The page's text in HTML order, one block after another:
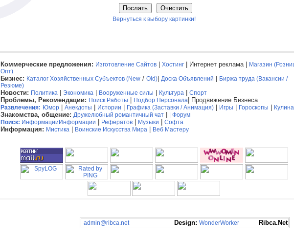
Вернуться к выбору картинки!
Коммерческие предложения: Изготовление Сайтов Хостинг | Интернет реклама | Магазин
Опт)
Бизнес: Каталог Хозяйственных Субъектов (New / Old) Доска Объявлений
Биржа труда (Вакансии /
Резюме)
Новости: Политика Экономика Вооруженные силы Культура Спорт
Проблемы, Рекомендации: Поиск Работы Подбор Персонала | Продвижение Бизнеса
Развлечения: Юмор Анекдоты Истории Графика (Заставки / Анимация) Игры Гороскопы
Знакомства, общение: Дружелюбный романтичный чат
Форум
Поиск: Информации Информации Рефератов Музыки Софта
Информация: Мистика Воинские Искусства Мира Веб Мастеру
admin@ribca.netDesign: WonderWorkerRibca.Net